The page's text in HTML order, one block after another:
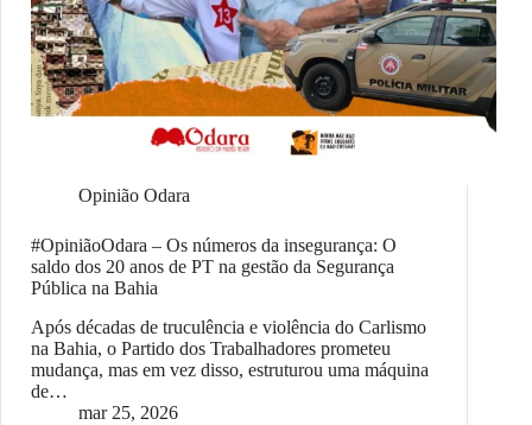
Opinião Odara
#OpiniãoOdara – Os números da insegurança: O
saldo dos 20 anos de PT na gestão da Segurança
Pública na Bahia
Após décadas de truculência e violência do Carlismo
na Bahia, o Partido dos Trabalhadores prometeu
mudança, mas em vez disso, estruturou uma máquina
de…
mar 25, 2026